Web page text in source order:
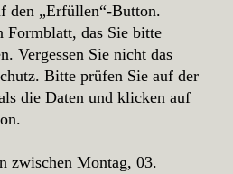
den „Erfüllen“-Button.
Formblatt, das Sie bitte
Vergessen Sie nicht das
Bitte prüfen Sie auf der
die Daten und klicken auf
zwischen Montag, 03.